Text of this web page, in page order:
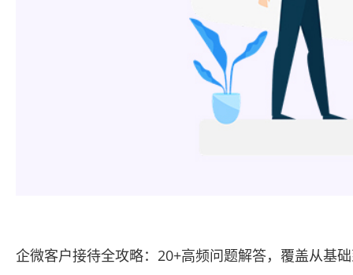
企微客户接待全攻略：20+高频问题解答，覆盖从基